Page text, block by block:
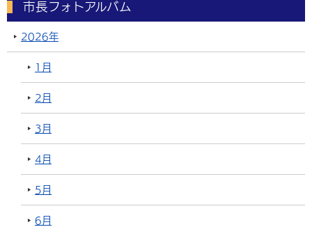
市長フォトアルバム
2026年
1月
2月
3月
4月
5月
6月